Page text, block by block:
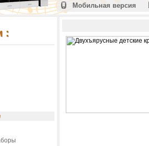
Мобильная версия
: